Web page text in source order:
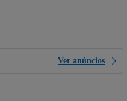
Ver anúncios